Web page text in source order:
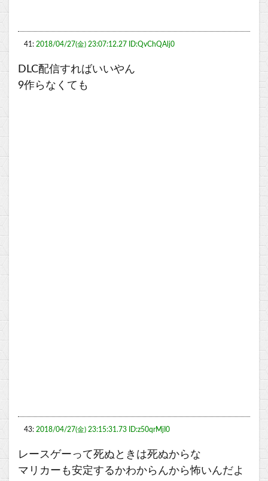
41: 2018/04/27(金) 23:07:12.27 ID:QvChQAlj0
DLC配信すればいいやん
9作らなくても
43: 2018/04/27(金) 23:15:31.73 ID:z50qrMjI0
レースゲーって死ぬときは死ぬからな
マリカーも安定するかわからんから怖いんだよ